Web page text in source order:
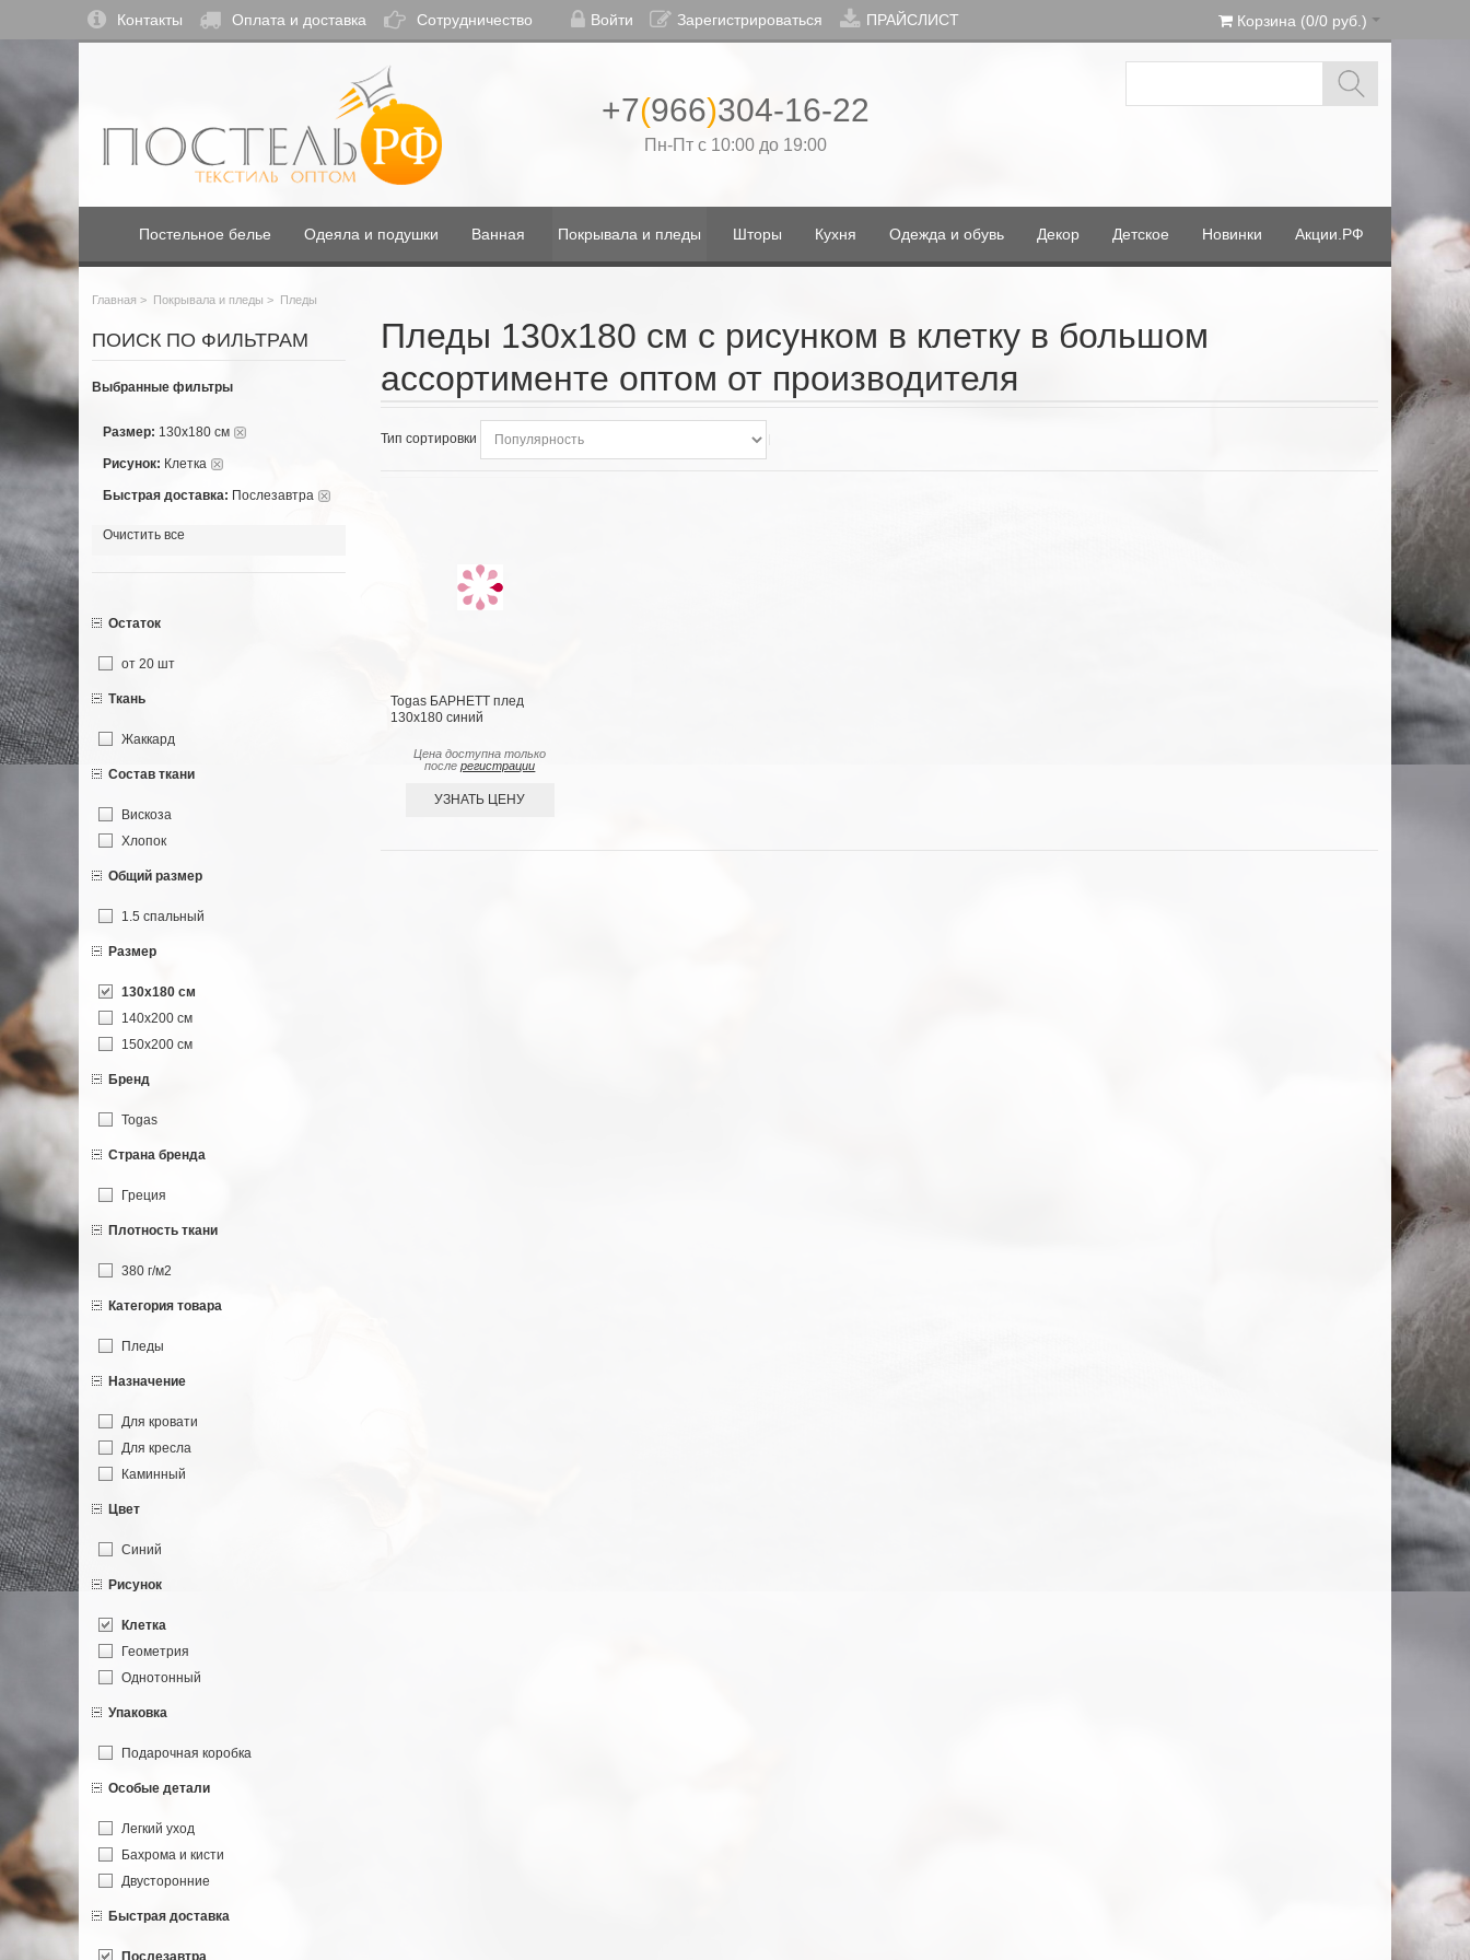
Контакты Оплата и доставка Сотрудничество Войти Зарегистрироваться ПРАЙСЛИСТ Корзина (0/0 руб.)
+7(966)304-16-22
Пн-Пт с 10:00 до 19:00
Постельное белье Одеяла и подушки Ванная Покрывала и пледы Шторы Кухня Одежда и обувь Декор Детское Новинки Акции.РФ
Главная > Покрывала и пледы > Пледы
Пледы 130х180 см с рисунком в клетку в большом
ассортименте оптом от производителя
Тип сортировки
Togas БАРНЕТТ плед
130х180 синий
Цена доступна только
послерегистрации
УЗНАТЬ ЦЕНУ
ПОИСК ПО ФИЛЬТРАМ
Выбранные фильтры
Размер: 130х180 см
Рисунок: Клетка
Быстрая доставка: Послезавтра
Очистить все
Остаток
от 20 шт
Ткань
Жаккард
Состав ткани
Вискоза
Хлопок
Общий размер
1.5 спальный
Размер
130х180 см
140х200 см
150х200 см
Бренд
Togas
Страна бренда
Греция
Плотность ткани
380 г/м2
Категория товара
Пледы
Назначение
Для кровати
Для кресла
Каминный
Цвет
Синий
Рисунок
Клетка
Геометрия
Однотонный
Упаковка
Подарочная коробка
Особые детали
Легкий уход
Бахрома и кисти
Двусторонние
Быстрая доставка
Послезавтра